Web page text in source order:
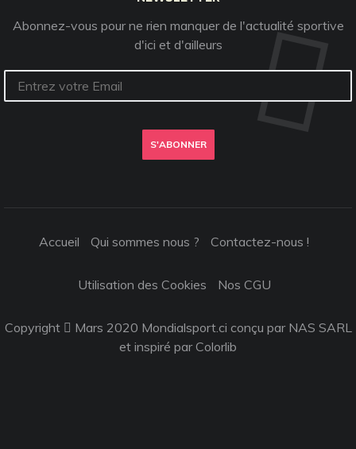
Abonnez-vous pour ne rien manquer de l'actualité sportive
d'ici et d'ailleurs
S'ABONNER
Accueil Qui sommes nous ? Contactez-nous !
Utilisation des Cookies Nos CGU
Copyright
Mars 2020 Mondialsport.ci conçu par NAS SARL
et inspiré parColorlib